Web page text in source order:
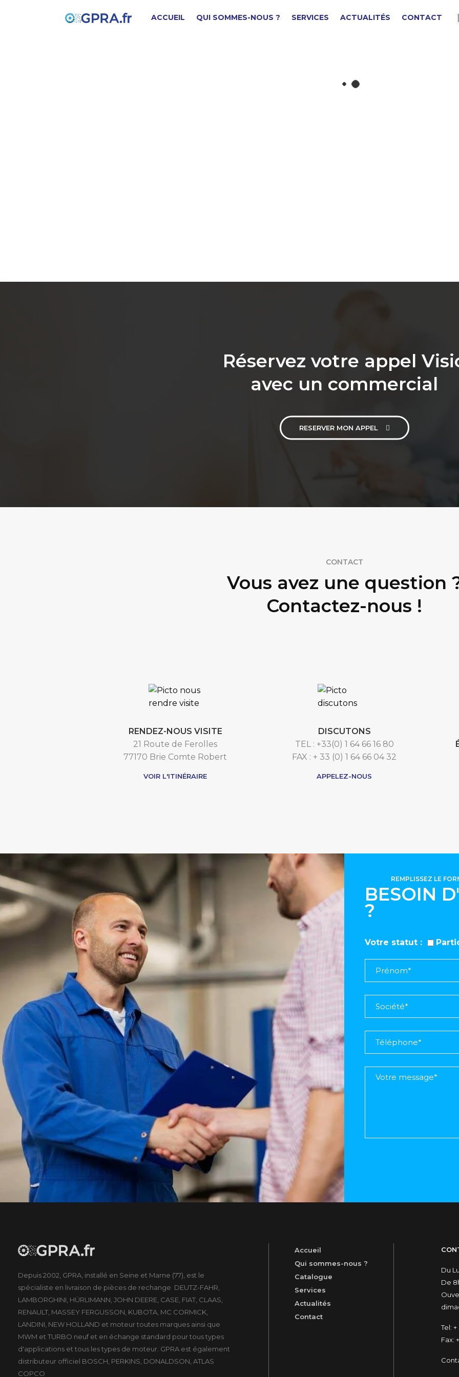
ACCUEIL QUI SOMMES-NOUS ? SERVICES ACTUALITÉS CONTACT
CLAVETTE DISQUE
Réservez votre appel
avec un commercial
RESERVER MON APPEL
CONTACT
Vous avez une question
Contactez-nous !
RENDEZ-NOUS VISITE
21 Route de Ferolles
77170 Brie Comte Robert
VOIR L'ITINÉRAIRE
DISCUTONS
TEL : +33(0) 1 64 66 16 80
FAX : + 33 (0) 1 64 66 04 32
APPELEZ-NOUS
BESOIN
?
REMPLISSEZ LE
Votre statut
Depuis 2002, GPRA, installé en Seine et Marne (77), est le
spécialiste en livraison de pièces de rechange DEUTZ-FAHR,
LAMBORGHINI, HÜRLIMANN, JOHN DEERE, CASE, FIAT, CLAAS,
RENAULT, MASSEY FERGUSSON, KUBOTA, MC CORMICK,
LANDINI, NEW HOLLAND et moteur toutes marques ainsi que
MWM et TURBO neuf et en échange standard pour tous types
d'applications et tous les types de moteur. GPRA est également
distributeur officiel BOSCH, PERKINS, DONALDSON, ATLAS
COPCO
Accueil
Qui sommes-nous ?
Catalogue
Services
Actualités
Contact
Du
De
Tel: +
Fax: